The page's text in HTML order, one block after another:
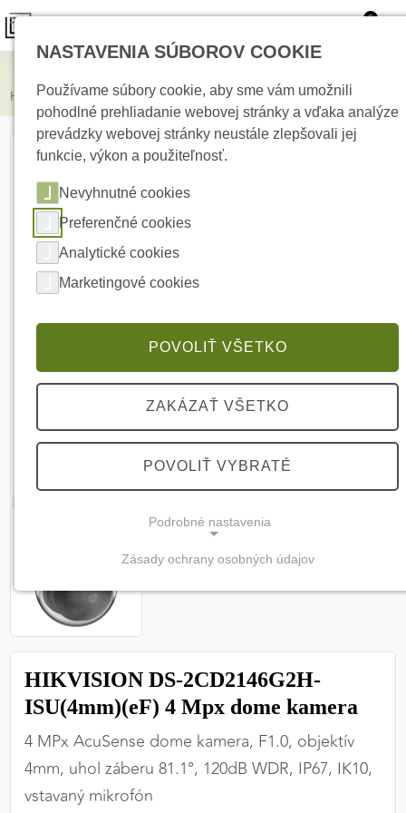
0
HIKVISION DS-2CD2146G2H-ISU(4mm)(eF) 4 Mpx dome kamera
HIKVISION DS-2CD2146G2H-
ISU(4mm)(eF) 4 Mpx dome kamera
4 MPx AcuSense dome kamera, F1.0, objektív
4mm, uhol záberu 81.1°, 120dB WDR, IP67, IK10,
vstavaný mikrofón
NASTAVENIA SÚBOROV COOKIE
Používame súbory cookie, aby sme vám umožnili
pohodlné prehliadanie webovej stránky a vďaka analýze
prevádzky webovej stránky neustále zlepšovali jej
funkcie, výkon a použiteľnosť.
Nevyhnutné cookies
Preferenčné cookies
Analytické cookies
Marketingové cookies
POVOLIŤ VŠETKO
ZAKÁZAŤ VŠETKO
POVOLIŤ VYBRATÉ
Podrobné nastavenia
(vždy aktívne, nemožno vypnúť)
Tieto cookies sú potrebné na správne fungovanie
zabezpečiť jej plnú funkčnosť.
PREFERENČNÉ COOKIES
Zásady ochrany osobných údajov